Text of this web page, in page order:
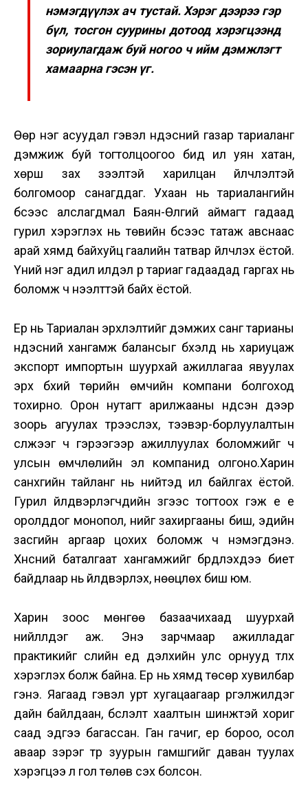
нэмэгдүүлэх ач тустай. Хэрэг дээрээ гэр
бүл, тосгон суурины дотоод хэрэгцээнд
зориулагдаж буй ногоо ч ийм дэмжлэгт
хамаарна гэсэн үг.
Өөр нэг асуудал гэвэл үндэсний газар тариаланг
дэмжиж буй тогтолцоогоо бид илүү уян хатан,
хөрш зах зээлтэй харилцан үйлчлэлтэй
болгомоор санагддаг. Ухаан нь тариалангийн
бүсээс алслагдмал Баян-Өлгий аймагт гадаад
гурил хэрэглэх нь төвийн бүсээс татаж авснаас
арай хямд байхуйц гаалийн татвар үйлчлэх ёстой.
Үүний нэг адил илүүдэл үр тариаг гадаадад гаргах нь
боломж ч нээлттэй байх ёстой.
Ер нь Тариалан эрхлэлтийг дэмжих санг тарианы
үндэсний хангамж балансыг бүхэлд нь хариуцаж
экспорт импортын шуурхай ажиллагаа явуулах
эрх бүхий төрийн өмчийн компани болгоход
тохирно. Орон нутагт арилжааны үндсэн дээр
зоорь агуулах түрээслэх, тээвэр-борлуулалтын
сүлжээг ч гэрээгээр ажиллуулах боломжийг ч
улсын өмчлөлийн эл компанид олгоно.Харин
санхүүгийн тайланг нь нийтэд ил байлгах ёстой.
Гурил үйлдвэрлэгчдийн зүгээс тогтоох гэж үе үе
оролддог монопол, үнийг захиргааны биш, эдийн
засгийн аргаар цохих боломж ч нэмэгдэнэ.
Хүнсний баталгаат хангамжийг бүрдүүлэхдээ биет
байдлаар нь үйлдвэрлэх, нөөцлөх биш юм.
Харин зоос мөнгөө базаачихаад шуурхай
нийлүүлдэг аж. Энэ зарчмаар ажилладаг
практикийг сүүлийн үед дэлхийн улс орнууд түлхүү
хэрэглэх болж байна. Ер нь хямд төсөр хувилбар
гэнэ. Яагаад гэвэл урт хугацаагаар үргэлжилдэг
дайн байлдаан, бүслэлт хаалтын шинжтэй хориг
саад эдүгээ багассан. Ган гачиг, үер бороо, осол
аваар зэрэг түр зуурын гамшгийг даван туулах
хэрэгцээ л гол төлөв үүсэх болсон.